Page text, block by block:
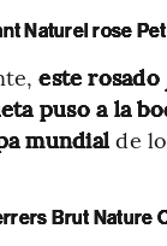
Naturel rose
este rosado
puso a la
mundialde
Brut Nature